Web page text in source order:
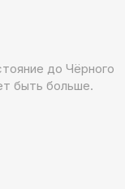
до Чёрного
быть больше.